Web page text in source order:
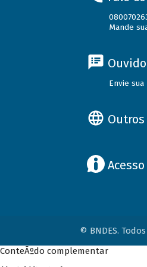
Mande
Envie
© BNDES.
ConteÃºdo complementar